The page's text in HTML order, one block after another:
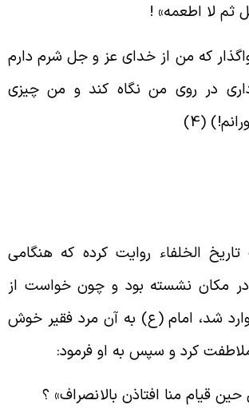
لا اطعمه» !
که من از خدای عز و جل شرم دارم
در روی من نگاه کند و من چیزی
(4
)
الخلفاء روایت کرده که هنگامی
نشسته بود و چون خواست از
شد، امام (ع) به آن مرد فقیر خوش
کرد و سپس به او فرمود:
قیام منا افتاذن بالانصراف» ؟